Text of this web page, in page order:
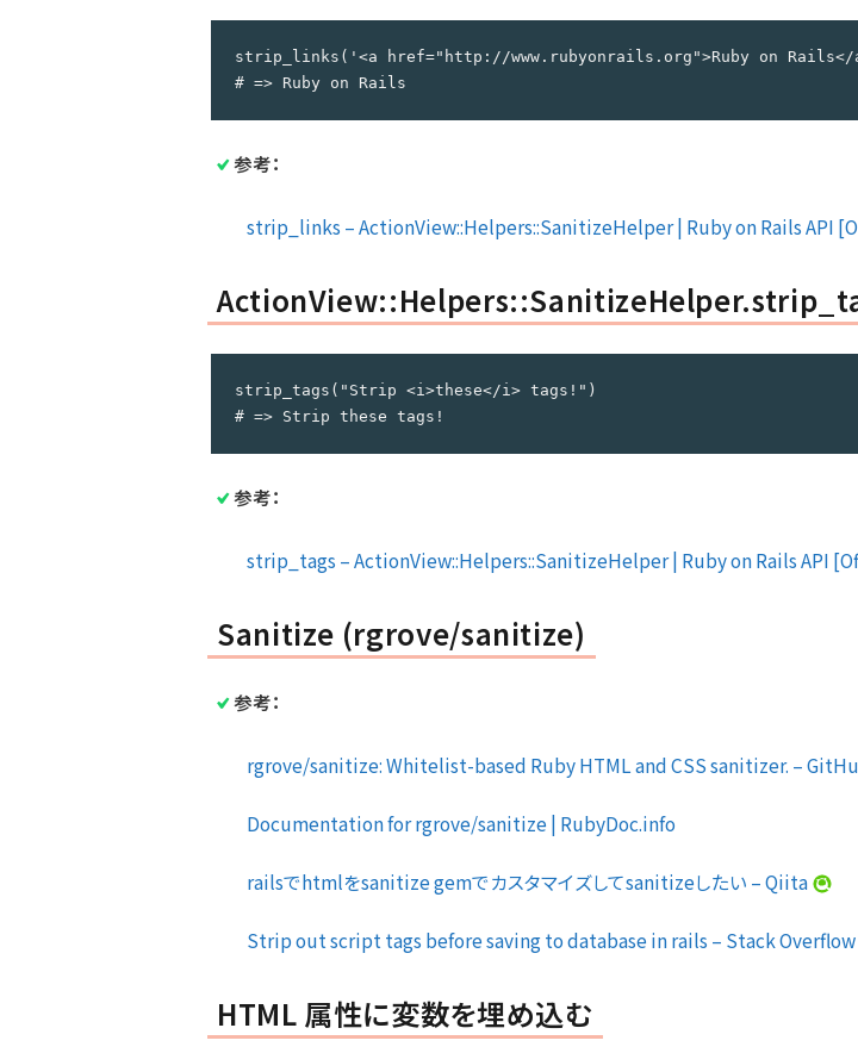
strip_links('<a href="http://www.rubyonrails.org">Ruby on Rails</
# => Ruby on Rails
参考：
strip_links – ActionView::Helpers::SanitizeHelper | Ruby on Rails API
strip_tags("Strip <i>these</i> tags!")
# => Strip these tags!
参考：
strip_tags – ActionView::Helpers::SanitizeHelper | Ruby on Rails API
Sanitize (rgrove/sanitize)
参考：
rgrove/sanitize: Whitelist-based Ruby HTML and CSS sanitizer. –
Documentation for rgrove/sanitize | RubyDoc.info
railsでhtmlをsanitize gemでカスタマイズしてsanitizeしたい – Qiita
Strip out script tags before saving to database in rails – Stack Overflow
HTML 属性に変数を埋め込む